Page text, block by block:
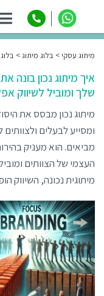
מיתוג עסקי בלוג מיתוג
איך מיתוג נכון
שלך ומוביל לשיווק
מיתוג נכון מבסס את
ומסייע לבעלים
מביאים. הוא מעניק
העצמי של הצוותים
מיתוגית נכונה, השיווק